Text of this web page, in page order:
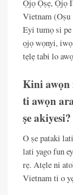
Ọjọ Ọṣẹ, Ọjọ
Vietnam
Eyi tumọ si
ọjọ wọnyi,
tẹlẹ tabi lo
Kini awọn
ti awọn
ṣe akiyesi?
O ṣe pataki
lati yago fun
rẹ. Atẹle ni
Vietnam ti o